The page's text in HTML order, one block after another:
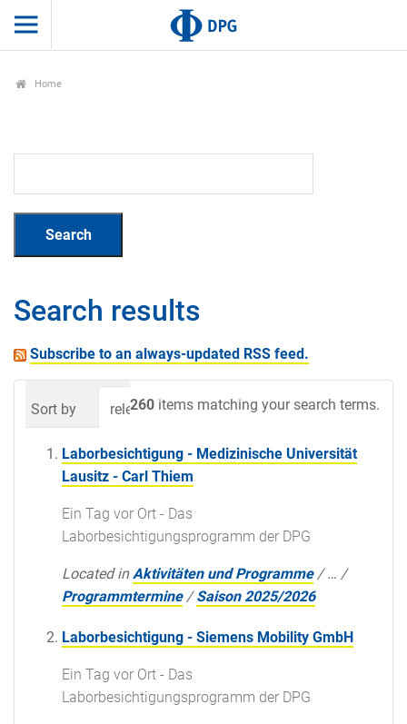
Home
Search results
Subscribe to an always-updated RSS feed.
260 items matching your search terms.
Sort by relevance date (newest first)
Laborbesichtigung - Medizinische Universität
Lausitz - Carl Thiem
Ein Tag vor Ort - Das
Laborbesichtigungsprogramm der DPG
Located in Aktivitäten und Programme /… /
Programmtermine /Saison 2025/2026
Laborbesichtigung - Siemens Mobility GmbH
Ein Tag vor Ort - Das
Laborbesichtigungsprogramm der DPG